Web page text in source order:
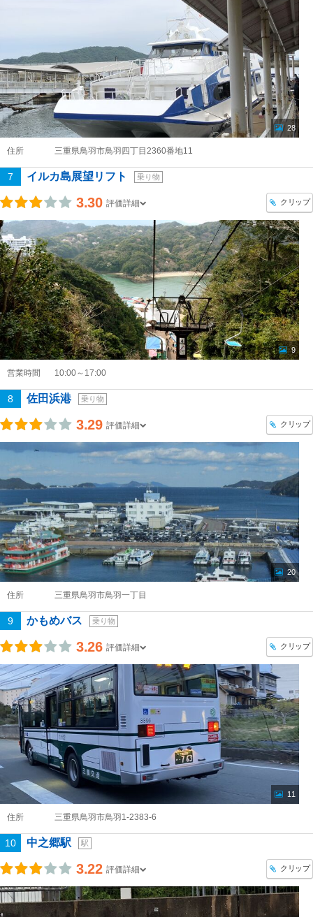
28
住所 三重県鳥羽市鳥羽四丁目2360番地11
7 イルカ島展望リフト 乗り物
3.30 評価詳細 クリップ
9
営業時間 10:00～17:00
8 佐田浜港 乗り物
3.29 評価詳細 クリップ
20
住所 三重県鳥羽市鳥羽一丁目
9 かもめバス 乗り物
3.26 評価詳細 クリップ
11
住所 三重県鳥羽市鳥羽1-2383-6
10 中之郷駅 駅
3.22 評価詳細 クリップ